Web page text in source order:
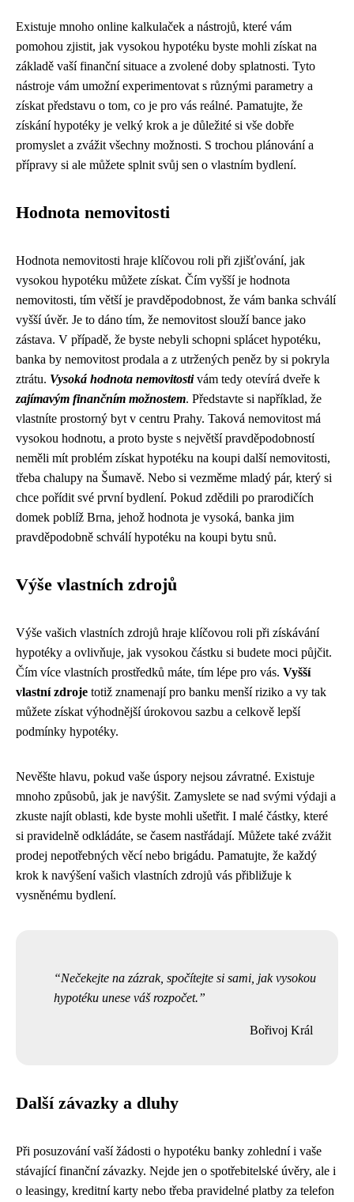
Existuje mnoho online kalkulaček a nástrojů, které vám
pomohou zjistit, jak vysokou hypotéku byste mohli získat na
základě vaší finanční situace a zvolené doby splatnosti. Tyto
nástroje vám umožní experimentovat s různými parametry a
získat představu o tom, co je pro vás reálné. Pamatujte, že
získání hypotéky je velký krok a je důležité si vše dobře
promyslet a zvážit všechny možnosti. S trochou plánování a
přípravy si ale můžete splnit svůj sen o vlastním bydlení.
Hodnota nemovitosti
Hodnota nemovitosti hraje klíčovou roli při zjišťování, jak
vysokou hypotéku můžete získat. Čím vyšší je hodnota
nemovitosti, tím větší je pravděpodobnost, že vám banka schválí
vyšší úvěr. Je to dáno tím, že nemovitost slouží bance jako
zástava. V případě, že byste nebyli schopni splácet hypotéku,
banka by nemovitost prodala a z utržených peněz by si pokryla
ztrátu. Vysoká hodnota nemovitostivám tedy otevírá dveře k
zajímavým finančním možnostem. Představte si například, že
vlastníte prostorný byt v centru Prahy. Taková nemovitost má
vysokou hodnotu, a proto byste s největší pravděpodobností
neměli mít problém získat hypotéku na koupi další nemovitosti,
třeba chalupy na Šumavě. Nebo si vezměme mladý pár, který si
chce pořídit své první bydlení. Pokud zdědili po prarodičích
domek poblíž Brna, jehož hodnota je vysoká, banka jim
pravděpodobně schválí hypotéku na koupi bytu snů.
Výše vlastních zdrojů
Výše vašich vlastních zdrojů hraje klíčovou roli při získávání
hypotéky a ovlivňuje, jak vysokou částku si budete moci půjčit.
Čím více vlastních prostředků máte, tím lépe pro vás. Vyšší
vlastní zdroje totiž znamenají pro banku menší riziko a vy tak
můžete získat výhodnější úrokovou sazbu a celkově lepší
podmínky hypotéky.
Nevěšte hlavu, pokud vaše úspory nejsou závratné. Existuje
mnoho způsobů, jak je navýšit. Zamyslete se nad svými výdaji a
zkuste najít oblasti, kde byste mohli ušetřit. I malé částky, které
si pravidelně odkládáte, se časem nastřádají. Můžete také zvážit
prodej nepotřebných věcí nebo brigádu. Pamatujte, že každý
krok k navýšení vašich vlastních zdrojů vás přibližuje k
vysněnému bydlení.
Nečekejte na zázrak, spočítejte si sami, jak vysokou
hypotéku unese váš rozpočet.
Bořivoj Král
Další závazky a dluhy
Při posuzování vaší žádosti o hypotéku banky zohlední i vaše
stávající finanční závazky. Nejde jen o spotřebitelské úvěry, ale i
o leasingy, kreditní karty nebo třeba pravidelné platby za telefon